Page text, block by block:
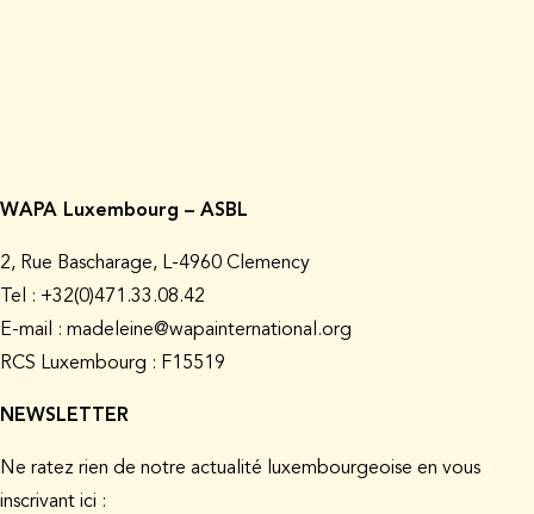
WAPA Luxembourg – ASBL
2, Rue Bascharage, L-4960 Clemency
Tel : +32(0)471.33.08.42
E-mail : madeleine@wapainternational.org
RCS Luxembourg : F15519
NEWSLETTER
Ne ratez rien de notre actualité luxembourgeoise en vous
inscrivant ici :